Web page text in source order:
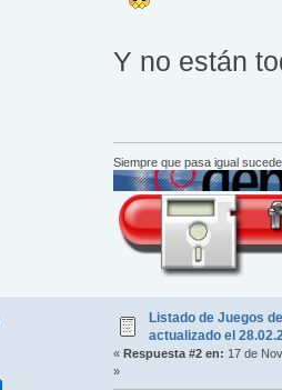
Y no están
Siempre que pasa igual
Listado de Juegos
actualizado el
« Respuesta #2 en: 17 de
»